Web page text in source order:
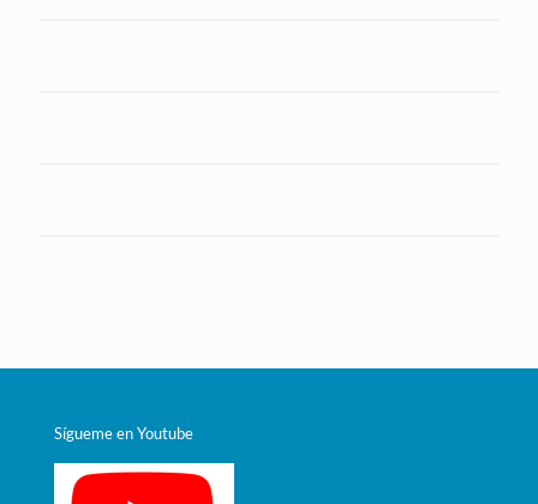
Sígueme en Youtube